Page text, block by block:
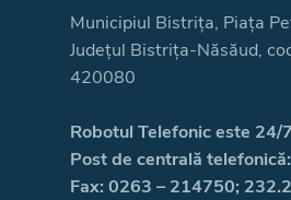
Municipiul Bistrița, Piața
Județul Bistrița-Năsăud,
420080
Robotul Telefonic este 24/
Post de centrală telefonică:
Fax: 0263 – 214750;